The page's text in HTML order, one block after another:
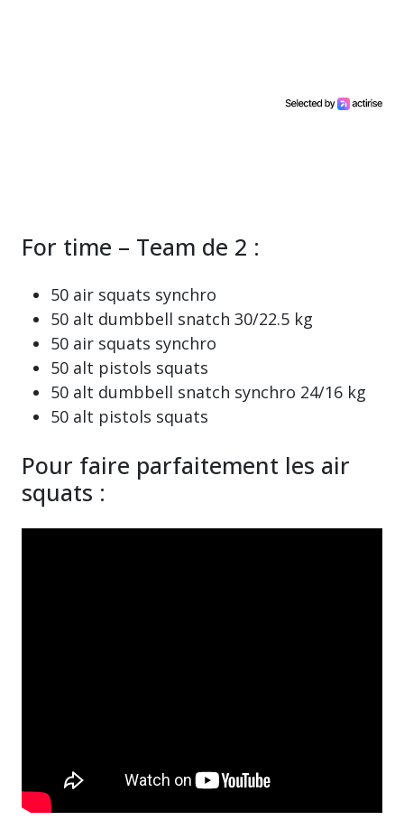
For time – Team de 2 :
50 air squats synchro
50 alt dumbbell snatch 30/22.5 kg
50 air squats synchro
50 alt pistols squats
50 alt dumbbell snatch synchro 24/16 kg
50 alt pistols squats
Pour faire parfaitement les air
squats :